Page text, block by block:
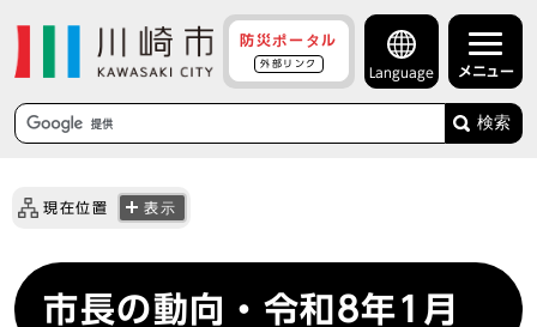
防災ポータル
外部リンク
Language メニュー
検索
現在位置 表示
市長の動向・令和8年1月